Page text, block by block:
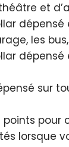
et
les
sur
pour
lorsque